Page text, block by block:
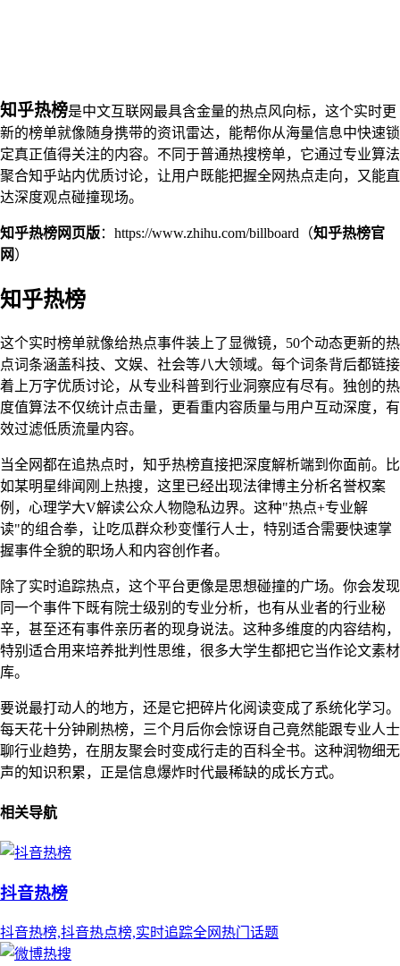
知乎热榜是中文互联网最具含金量的热点风向标，这个实时更
新的榜单就像随身携带的资讯雷达，能帮你从海量信息中快速锁
定真正值得关注的内容。不同于普通热搜榜单，它通过专业算法
聚合知乎站内优质讨论，让用户既能把握全网热点走向，又能直
达深度观点碰撞现场。
知乎热榜网页版：https://www.zhihu.com/billboard（知乎热榜官
网）
知乎热榜
这个实时榜单就像给热点事件装上了显微镜，50个动态更新的热
点词条涵盖科技、文娱、社会等八大领域。每个词条背后都链接
着上万字优质讨论，从专业科普到行业洞察应有尽有。独创的热
度值算法不仅统计点击量，更看重内容质量与用户互动深度，有
效过滤低质流量内容。
当全网都在追热点时，知乎热榜直接把深度解析端到你面前。比
如某明星绯闻刚上热搜，这里已经出现法律博主分析名誉权案
例，心理学大V解读公众人物隐私边界。这种"热点+专业解
读"的组合拳，让吃瓜群众秒变懂行人士，特别适合需要快速掌
握事件全貌的职场人和内容创作者。
除了实时追踪热点，这个平台更像是思想碰撞的广场。你会发现
同一个事件下既有院士级别的专业分析，也有从业者的行业秘
辛，甚至还有事件亲历者的现身说法。这种多维度的内容结构，
特别适合用来培养批判性思维，很多大学生都把它当作论文素材
库。
要说最打动人的地方，还是它把碎片化阅读变成了系统化学习。
每天花十分钟刷热榜，三个月后你会惊讶自己竟然能跟专业人士
聊行业趋势，在朋友聚会时变成行走的百科全书。这种润物细无
声的知识积累，正是信息爆炸时代最稀缺的成长方式。
相关导航
抖音热榜
抖音热榜,抖音热点榜,实时追踪全网热门话题